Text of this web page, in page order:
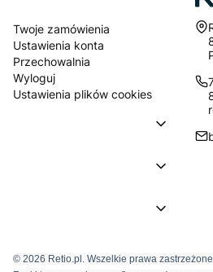
Twoje zamówienia
Ustawienia konta
Przechowalnia
Wyloguj
Ustawienia plików cookies
© 2026 Retio.pl. Wszelkie prawa